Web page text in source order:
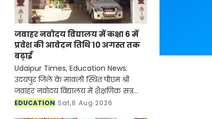
जवाहर नवोदय विद्यालय में कक्षा 6 में
प्रवेश की आवेदन तिथि 10 अगस्त तक
बढ़ाई
Udaipur Times, Education News:
उदयपुर जिले के मावली स्थित पीएम श्री
जवाहर नवोदय विद्यालय में शैक्षणिक सत्र
2027-28 के लिए कक्षा 6 में प्रवेश हेतु
EDUCATION Sat,8 Aug 2026